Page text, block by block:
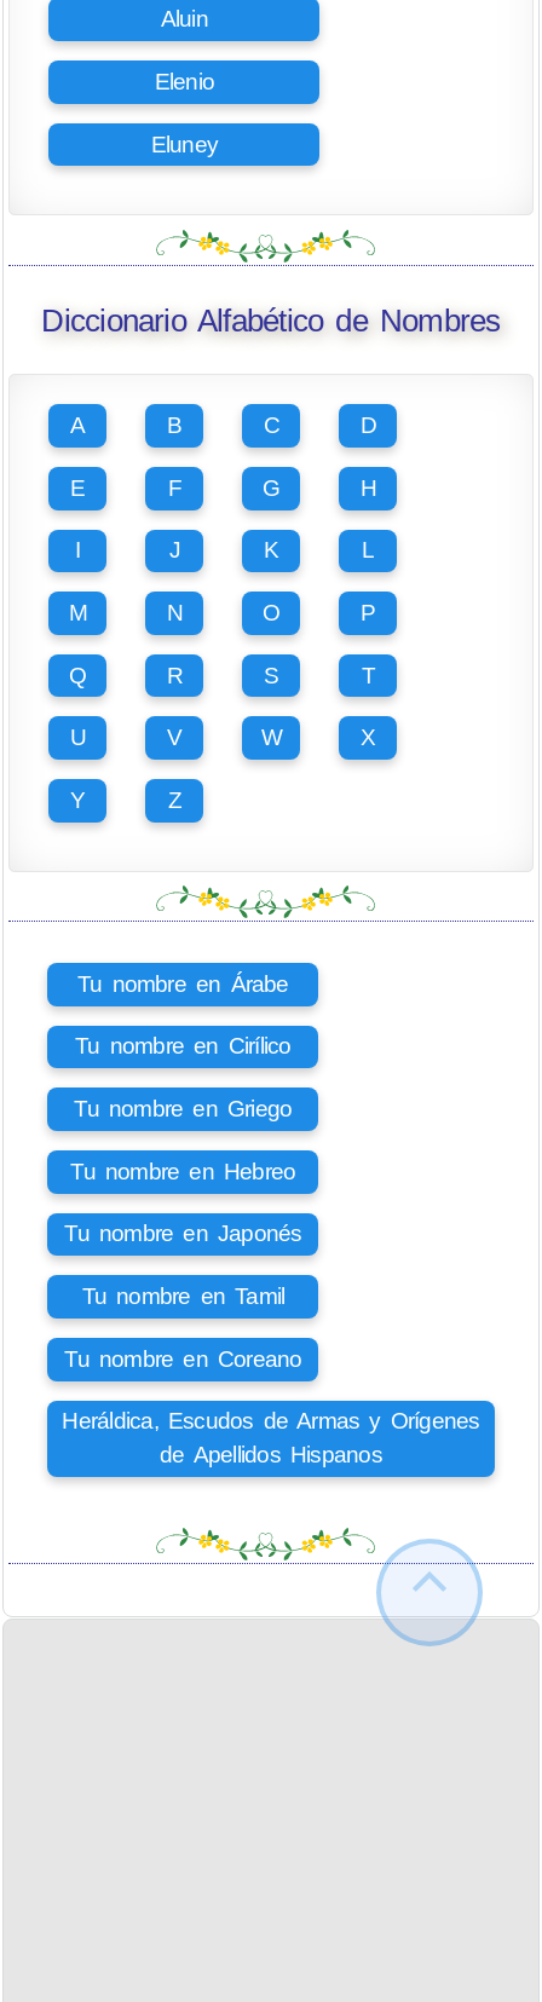
Aluin
Elenio
Eluney
Diccionario Alfabético de Nombres
A B C D
E F G H
I J K L
M N O P
Q R S T
U V W X
Y Z
Tu nombre en Árabe
Tu nombre en Cirílico
Tu nombre en Griego
Tu nombre en Hebreo
Tu nombre en Japonés
Tu nombre en Tamil
Tu nombre en Coreano
Heráldica, Escudos de Armas y Orígenes
de Apellidos Hispanos